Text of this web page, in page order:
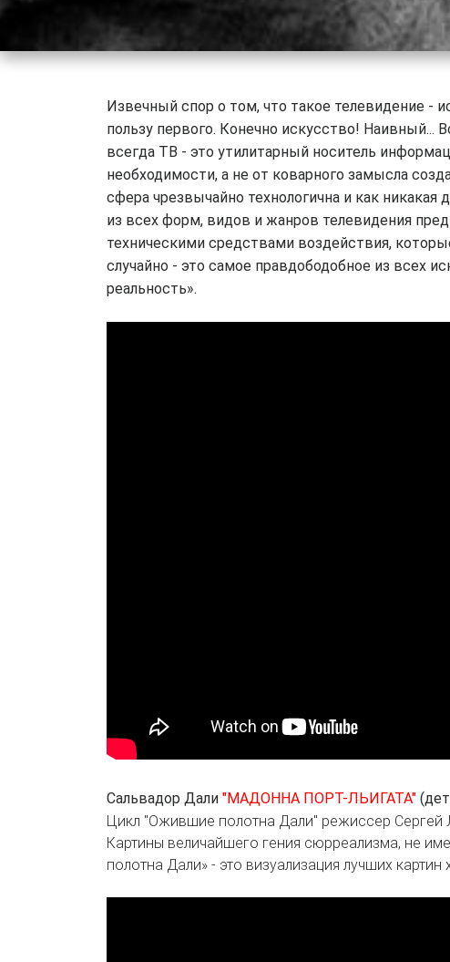
Извечный спор о том, что такое телевидение -
пользу первого. Конечно искусство! Наивный...
всегда ТВ - это утилитарный носитель
необходимости, а не от коварного замысла
сфера чрезвычайно технологична и как никакая
из всех форм, видов и жанров телевидения
техническими средствами воздействия,
случайно - это самое правдободобное из всех
реальность».
Сальвадор Дали "МАДОННА ПОРТ-ЛЬИГАТА"
Цикл "Ожившие полотна Дали" режиссер Сергей
Картины величайшего гения сюрреализма, не
полотна Дали» - это визуализация лучших картин